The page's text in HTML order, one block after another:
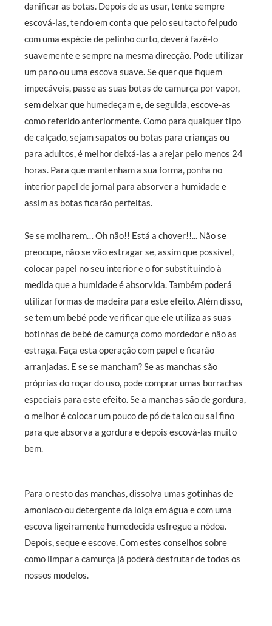
danificar as botas. Depois de as usar, tente sempre
escová-las, tendo em conta que pelo seu tacto felpudo
com uma espécie de pelinho curto, deverá fazê-lo
suavemente e sempre na mesma direcção. Pode utilizar
um pano ou uma escova suave. Se quer que fiquem
impecáveis, passe as suas botas de camurça por vapor,
sem deixar que humedeçam e, de seguida, escove-as
como referido anteriormente. Como para qualquer tipo
de calçado, sejam sapatos ou botas para crianças ou
para adultos, é melhor deixá-las a arejar pelo menos 24
horas. Para que mantenham a sua forma, ponha no
interior papel de jornal para absorver a humidade e
assim as botas ficarão perfeitas.
Se se molharem… Oh não!! Está a chover!!... Não se
preocupe, não se vão estragar se, assim que possível,
colocar papel no seu interior e o for substituindo à
medida que a humidade é absorvida. Também poderá
utilizar formas de madeira para este efeito. Além disso,
se tem um bebé pode verificar que ele utiliza as suas
botinhas de bebé de camurça como mordedor e não as
estraga. Faça esta operação com papel e ficarão
arranjadas. E se se mancham? Se as manchas são
próprias do roçar do uso, pode comprar umas borrachas
especiais para este efeito. Se a manchas são de gordura,
o melhor é colocar um pouco de pó de talco ou sal fino
para que absorva a gordura e depois escová-las muito
bem.
Para o resto das manchas, dissolva umas gotinhas de
amoníaco ou detergente da loiça em água e com uma
escova ligeiramente humedecida esfregue a nódoa.
Depois, seque e escove. Com estes conselhos sobre
como limpar a camurça já poderá desfrutar de todos os
nossos modelos.